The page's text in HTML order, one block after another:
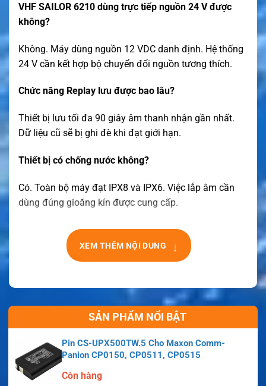
VHF SAILOR 6210 dùng trực tiếp nguồn 24 V được
không?
Không. Máy dùng nguồn 12 VDC danh định. Hệ thống
24 V cần kết hợp bộ chuyển đổi nguồn tương thích.
Chức năng Replay lưu được bao lâu?
Thiết bị lưu tối đa 90 giây âm thanh nhận gần nhất.
Dữ liệu cũ sẽ bị ghi đè khi đạt giới hạn.
Thiết bị có chống nước không?
Có. Toàn bộ máy đạt IPX8 và IPX6. Việc lắp âm cần
dùng đúng gioăng kín được cung cấp.
XEM THÊM NỘI DUNG ↓
SẢN PHẨM NỔI BẬT
Pin CS-UPX500TW.5 Cho Maxon Comm-
Panion CP0150, CP0511, CP0515
Còn hàng